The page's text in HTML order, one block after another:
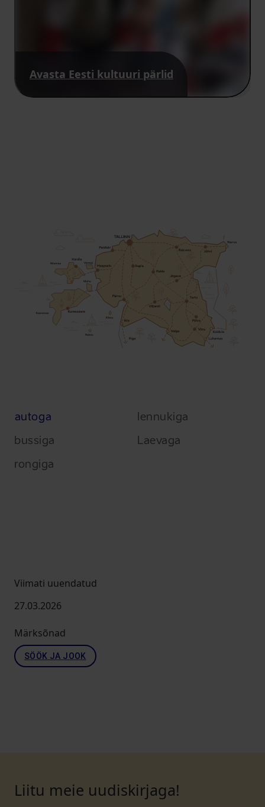
Avasta Eesti kultuuri pärlid
autoga
bussiga
rongiga
lennukiga
Laevaga
Viimati uuendatud
27.03.2026
Märksõnad
SÖÖK JA JOOK
Liitu meie uudiskirjaga!